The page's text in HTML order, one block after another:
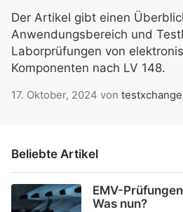
Der Artikel gibt einen
Anwendungsbereich und
Laborprüfungen von
Komponenten nach LV 148.
17. Oktober, 2024 von testxchange
Beliebte Artikel
EMV-
Was nun?